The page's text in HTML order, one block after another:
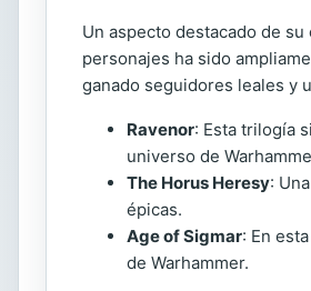
Un aspecto destacado de
personajes ha sido
ganado seguidores leales y
Ravenor: Esta trilogía
universo de
The Horus Heresy:
épicas.
Age of Sigmar: En
de Warhammer.